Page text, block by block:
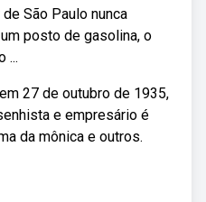
São Paulo nunca
posto de gasolina, o
...
27 de outubro de 1935,
e empresário é
da mônica e outros.